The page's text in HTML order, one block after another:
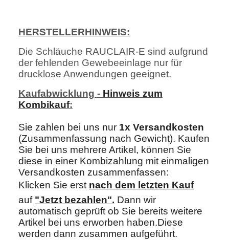
HERSTELLERHINWEIS:
Die Schläuche RAUCLAIR-E sind aufgrund
der fehlenden Gewebeeinlage nur für
drucklose Anwendungen geeignet.
Kaufabwicklung - Hinweis zum
Kombikauf:
Sie zahlen bei uns nur 1x Versandkosten
(Zusammenfassung nach Gewicht). Kaufen
Sie bei uns mehrere Artikel, können Sie
diese in einer Kombizahlung mit einmaligen
Versandkosten zusammenfassen:
Klicken Sie erst nach dem letzten Kauf
auf "Jetzt bezahlen". Dann wir
automatisch geprüft ob Sie bereits weitere
Artikel bei uns erworben haben.Diese
werden dann zusammen aufgeführt.